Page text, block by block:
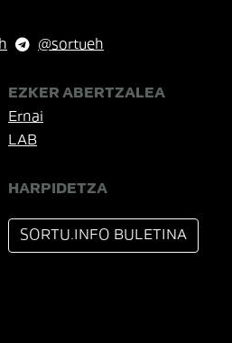
@sortueh
EZKER ABERTZALEA
Ernai
LAB
HARPIDETZA
SORTU.INFO BULETINA